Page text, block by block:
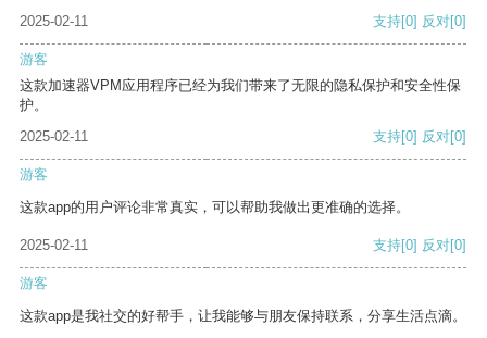
2025-02-11
支持[0] 反对[0]
游客
这款加速器VPM应用程序已经为我们带来了无限的隐私保护和安全性保
护。
2025-02-11
支持[0] 反对[0]
游客
这款app的用户评论非常真实，可以帮助我做出更准确的选择。
2025-02-11 支持[0] 反对[0]
游客
这款app是我社交的好帮手，让我能够与朋友保持联系，分享生活点滴。